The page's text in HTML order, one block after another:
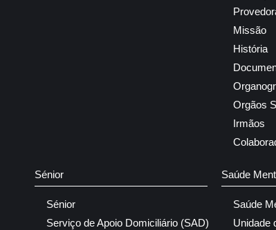
Missão
História
Orgãos
Irmãos
Sénior
Sénior
Serviço de Apoio Domiciliário (SAD)
Saúde
Saúde
Unidade